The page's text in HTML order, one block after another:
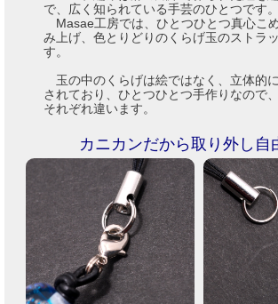
で、広く知られている手芸のひとつです。
Masae工房では、ひとつひとつ真心こ
み上げ、色とりどりのくらげ玉のストラ
す。
玉の中のくらげは絵ではなく、立体的
されており、ひとつひとつ手作りなので
それぞれ違います。
カニカンだから取り外し自